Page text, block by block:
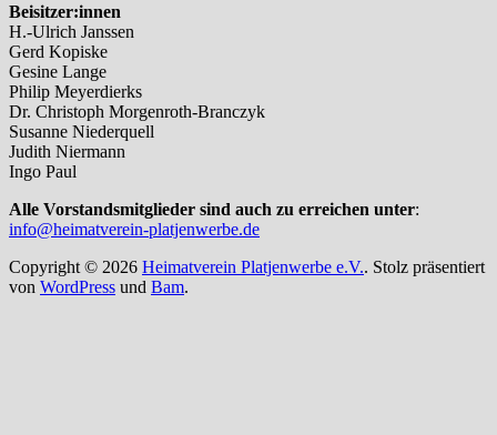
Beisitzer:innen
H.-Ulrich Janssen
Gerd Kopiske
Gesine Lange
Philip Meyerdierks
Dr. Christoph Morgenroth-Branczyk
Susanne Niederquell
Judith Niermann
Ingo Paul
Alle Vorstandsmitglieder sind auch zu erreichen unter:
info@heimatverein-platjenwerbe.de
Copyright © 2026 Heimatverein Platjenwerbe e.V.. Stolz präsentiert
von WordPress und Bam.